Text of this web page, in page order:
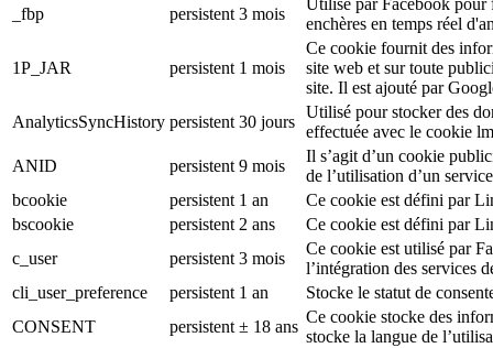
_fbp persistent 3 mois
Utilisé par Facebook pour
enchères en temps réel
1P_JAR persistent 1 mois
Ce cookie fournit des
site web et sur toute
site. Il est ajouté par
AnalyticsSyncHistory persistent 30 jours
Utilisé pour stocker des
effectuée avec le cookie
ANID
persistent 9 mois
Il s’agit d’un cookie
de l’utilisation d’un
bcookie
persistent 1 an
Ce cookie est défini par
bscookie
persistent 2 ans
Ce cookie est défini par
c_user
persistent 3 mois
Ce cookie est utilisé par
l’intégration des services
cli_user_preference
persistent 1 an
Stocke le statut de
CONSENT
persistent ± 18 ans
Ce cookie stocke des
stocke la langue de